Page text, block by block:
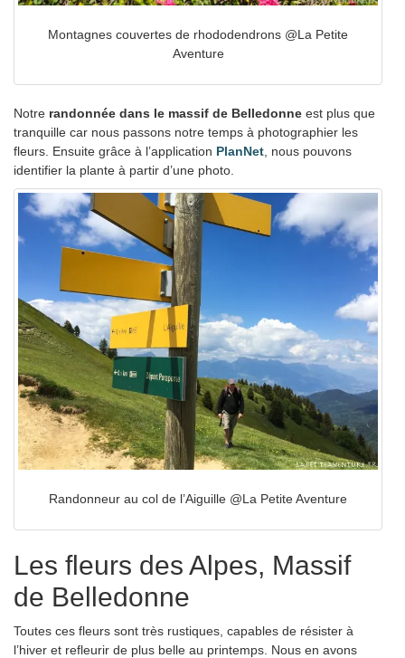
Montagnes couvertes de rhododendrons @La Petite
Aventure
Notre randonnée dans le massif de Belledonne est plus que
tranquille car nous passons notre temps à photographier les
fleurs. Ensuite grâce à l’application PlanNet , nous pouvons
identifier la plante à partir d’une photo.
Randonneur au col de l’Aiguille @La Petite Aventure
Les fleurs des Alpes, Massif
de Belledonne
Toutes ces fleurs sont très rustiques, capables de résister à
l’hiver et refleurir de plus belle au printemps. Nous en avons